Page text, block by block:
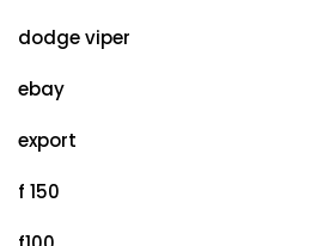
dodge viper
ebay
export
f 150